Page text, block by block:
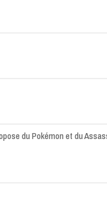
du Pokémon et du